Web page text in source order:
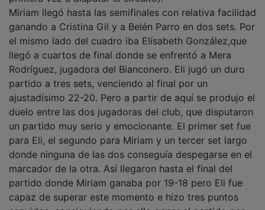
Miriam llegó hasta las semifinales con relativa facilidad
ganando a Cristina Gil y a Belén Parro en dos sets. Por
el mismo lado del cuadro iba Elísabeth González,que
llegó a cuartos de final donde se enfrentó a Mera
Rodríguez, jugadora del Bianconero. Eli jugó un duro
partido a tres sets, venciendo al final por un
ajustadísimo 22-20. Pero a partir de aquí se produjo el
duelo entre las dos jugadoras del club, que disputaron
un partido muy serio y emocionante. El primer set fue
para Eli, el segundo para Miriam y un tercer set largo
donde ninguna de las dos conseguía despegarse en el
marcador de la otra. Así llegaron hasta el final del
partido donde Miriam ganaba por 19-18 pero Eli fue
capaz de superar este momento e hizo tres puntos
seguidos, consiguiendo por ello ganar el partido por